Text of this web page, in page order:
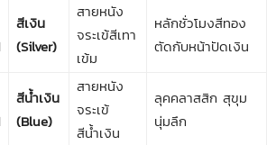
สีเงิน
(Silver)
สายหนัง
จระเข้สีเทา
เข้ม
หลักชั่วโมงสีทอง
ตัดกับหน้าปัดเงิน
สีน้ำเงิน
(Blue)
สายหนัง
จระเข้
สีน้ำเงิน
ลุคคลาสสิก สุขุม
นุ่มลึก